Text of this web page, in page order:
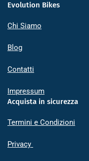
Evolution Bikes
Chi Siamo
Blog
Contatti
Impressum
Acquista in sicurezza
Termini e Condizioni
Privacy